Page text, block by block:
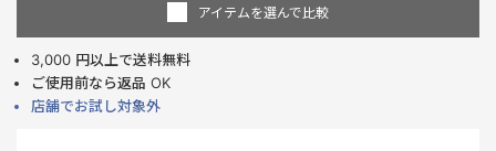
アイテムを選んで比較
3,000 円以上で送料無料
ご使用前なら返品 OK
店舗でお試し対象外